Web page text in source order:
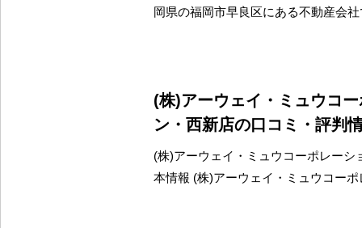
岡県の福岡市早良区にある不動産会
(株)アーウェイ・ミュウコ
ン・西新店の口コミ・評判
(株)アーウェイ・ミュウコーポレーシ
本情報 (株)アーウェイ・ミュウコー